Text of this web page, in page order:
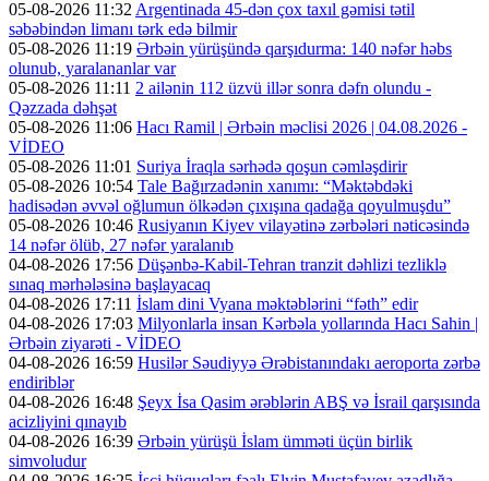
05-08-2026 11:32 Argentinada 45-dən çox taxıl gəmisi tətil
səbəbindən limanı tərk edə bilmir
05-08-2026 11:19 Ərbəin yürüşündə qarşıdurma: 140 nəfər həbs
olunub, yaralananlar var
05-08-2026 11:11 2 ailənin 112 üzvü illər sonra dəfn olundu -
Qəzzada dəhşət
05-08-2026 11:06 Hacı Ramil | Ərbəin məclisi 2026 | 04.08.2026 -
VİDEO
05-08-2026 11:01 Suriya İraqla sərhədə qoşun cəmləşdirir
05-08-2026 10:54 Tale Bağırzadənin xanımı: “Məktəbdəki
hadisədən əvvəl oğlumun ölkədən çıxışına qadağa qoyulmuşdu”
05-08-2026 10:46 Rusiyanın Kiyev vilayətinə zərbələri nəticəsində
14 nəfər ölüb, 27 nəfər yaralanıb
04-08-2026 17:56 Düşənbə-Kabil-Tehran tranzit dəhlizi tezliklə
sınaq mərhələsinə başlayacaq
04-08-2026 17:11 İslam dini Vyana məktəblərini “fəth” edir
04-08-2026 17:03 Milyonlarla insan Kərbəla yollarında Hacı Sahin |
Ərbəin ziyarəti - VİDEO
04-08-2026 16:59 Husilər Səudiyyə Ərəbistanındakı aeroporta zərbə
endiriblər
04-08-2026 16:48 Şeyx İsa Qasim ərəblərin ABŞ və İsrail qarşısında
acizliyini qınayıb
04-08-2026 16:39 Ərbəin yürüşü İslam ümməti üçün birlik
simvoludur